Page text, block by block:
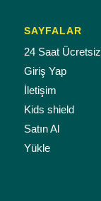
SAYFALAR
24 Saat Ücretsiz
Giriş Yap
İletişim
Kids shield
Satın Al
Yükle